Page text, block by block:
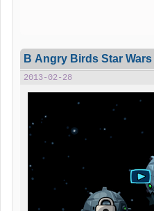
В Angry Birds Star
2013-02-28